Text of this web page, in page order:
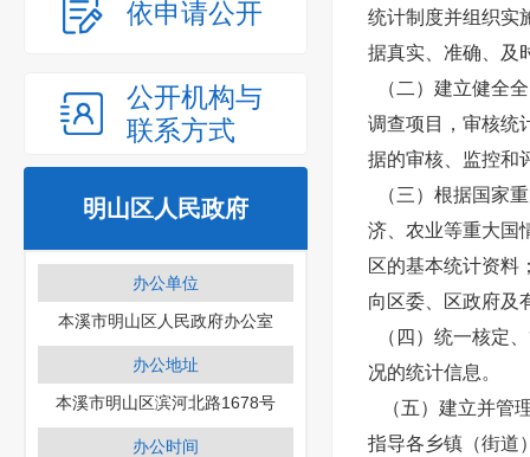
依申请公开
公开机构与
联系方式
明山区人民政府
办公单位
本溪市明山区人民政府办公室
办公地址
本溪市明山区滨河北路1678号
办公时间
统计制度并组织实
据真实、准确、及
（二）建立健全
调查项目，审核统
据的审核、监控和
（三）根据国家
济、农业等重大国
区的基本统计资料
向区委、区政府及
（四）统一核定
况的统计信息。
（五）建立并管
指导各乡镇（街道